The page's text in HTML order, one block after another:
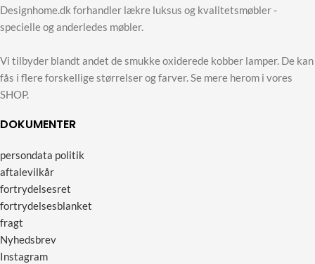
Designhome.dk forhandler lækre luksus og kvalitetsmøbler -
specielle og anderledes møbler.
Vi tilbyder blandt andet de smukke oxiderede kobber lamper. De kan
fås i flere forskellige størrelser og farver. Se mere herom i vores
SHOP.
DOKUMENTER
persondata politik
aftalevilkår
fortrydelsesret
fortrydelsesblanket
fragt
Nyhedsbrev
Instagram